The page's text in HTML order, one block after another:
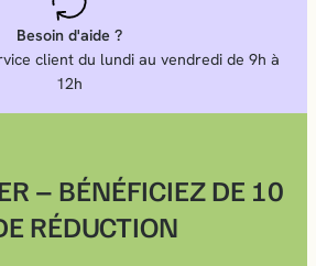
Besoin d'aide ?
client du lundi au vendredi de 9h à
12h
– BÉNÉFICIEZ DE 10
RÉDUCTION